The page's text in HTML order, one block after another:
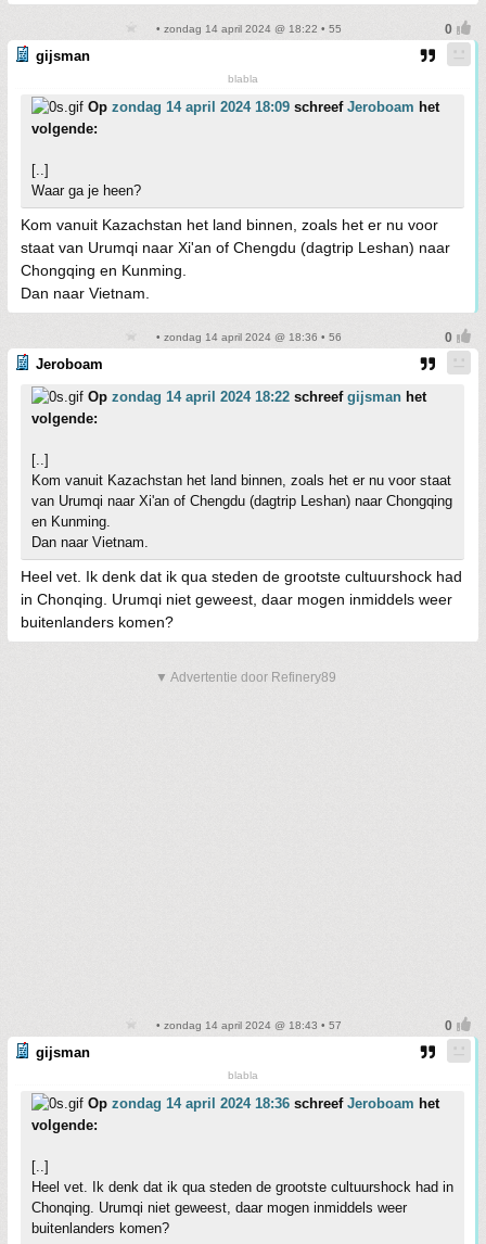
• zondag 14 april 2024 @ 18:22 • 55
gijsman
blabla
Op zondag 14 april 2024 18:09 schreef Jeroboam het
volgende:
[..]
Waar ga je heen?
Kom vanuit Kazachstan het land binnen, zoals het er nu voor
staat van Urumqi naar Xi'an of Chengdu (dagtrip Leshan) naar
Chongqing en Kunming.
Dan naar Vietnam.
• zondag 14 april 2024 @ 18:36 • 56
Jeroboam
Op zondag 14 april 2024 18:22 schreef gijsman het
volgende:
[..]
Kom vanuit Kazachstan het land binnen, zoals het er nu voor staat
van Urumqi naar Xi'an of Chengdu (dagtrip Leshan) naar Chongqing
en Kunming.
Dan naar Vietnam.
Heel vet. Ik denk dat ik qua steden de grootste cultuurshock had
in Chonqing. Urumqi niet geweest, daar mogen inmiddels weer
buitenlanders komen?
▼ Advertentie door Refinery89
• zondag 14 april 2024 @ 18:43 • 57
gijsman
blabla
Op zondag 14 april 2024 18:36 schreef Jeroboam het
volgende:
[..]
Heel vet. Ik denk dat ik qua steden de grootste cultuurshock had in
Chonqing. Urumqi niet geweest, daar mogen inmiddels weer
buitenlanders komen?